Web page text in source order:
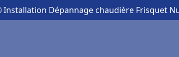
Installation Dépannage chaudière Frisquet